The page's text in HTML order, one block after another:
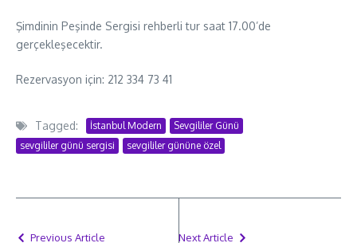
Şimdinin Peşinde Sergisi rehberli tur saat 17.00’de
gerçekleşecektir.
Rezervasyon için: 212 334 73 41
Tagged: İstanbul Modern
Sevgililer Günü
sevgililer günü sergisi
sevgililer gününe özel
Previous Article Next Article